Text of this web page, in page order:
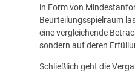
in Form von
Beurteilungsspielraum
eine vergleichende
sondern auf deren
Schließlich geht die